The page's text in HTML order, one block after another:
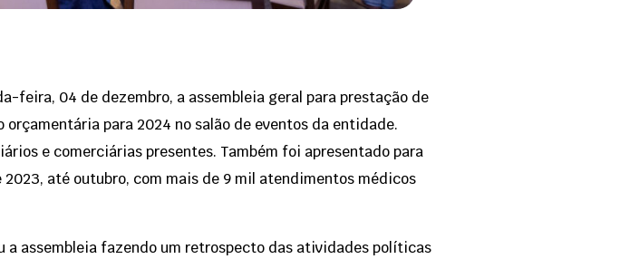
feira, 04 de dezembro, a assembleia geral para prestação de
para 2024 no salão de eventos da entidade.
e comerciárias presentes. Também foi apresentado para
até outubro, com mais de 9 mil atendimentos médicos
a assembleia fazendo um retrospecto das atividades políticas